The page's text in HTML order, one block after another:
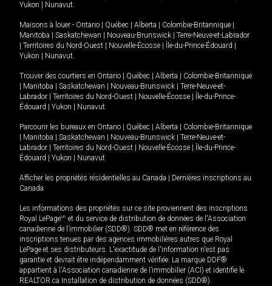
Yukon
Nunavut.
Maisons à louer - Ontario Québec Alberta Colombie-Britannique
Manitoba
Saskatchewan Nouveau-Brunswick
Terre-Neuve-et-Labrador
Territoires du Nord-Ouest Nouvelle-Écosse Île-du-Prince-Édouard
Yukon
Nunavut.
Trouver des courtiers en Ontario Québec Alberta
Colombie-Britannique
Manitoba Saskatchewan Nouveau-Brunswick
Terre-Neuve-et-
Labrador
Territoires du Nord-Ouest Nouvelle-Écosse
Île-du-Prince-
Édouard
Yukon Nunavut
Parcourir les bureaux en Ontario Québec Alberta
Colombie-Britannique
Manitoba Saskatchewan Nouveau-Brunswick
Terre-Neuve-et-
Labrador
Territoires du Nord-Ouest Nouvelle-Écosse
Île-du-Prince-
Édouard
Yukon Nunavut
Afficher les propriétés résidentielles au Canada
Dernières inscriptions au
Canada
Les informations des propriétés sur ce site proviennent des inscriptions
Royal LePageMD et du service de distribution de données de l'Association
canadienne de l’immobilier (SDD®). SDD® met en référence des
inscriptions tenues par des agences immobilières autres que Royal
LePage et ses distributeurs. L'exactitude de l'information n'est pas
garantie et devrait être indépendamment vérifiée. La marque DDF®
appartient à l'Association canadienne de l’immobilier (ACI) et identifie le
REALTOR.ca Installation de distribution de données (SDD®).